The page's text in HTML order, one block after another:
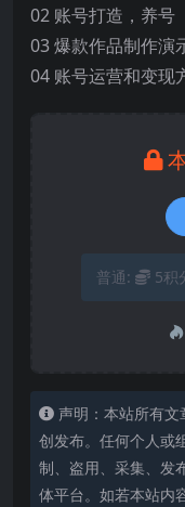
02 账号打造，养号
03 爆款作品制作演
04 账号运营和变现
普通: 5积
声明：本站所有
创发布。任何个人或
制、盗用、采集、发
体平台。如若本站内